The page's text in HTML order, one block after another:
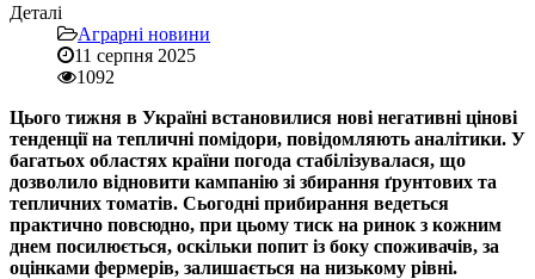
Деталі
Аграрні новини
11 серпня 2025
1092
Цього тижня в Україні встановилися нові негативні цінові
тенденції на тепличні помідори, повідомляють аналітики. У
багатьох областях країни погода стабілізувалася, що
дозволило відновити кампанію зі збирання ґрунтових та
тепличних томатів. Сьогодні прибирання ведеться
практично повсюдно, при цьому тиск на ринок з кожним
днем посилюється, оскільки попит із боку споживачів, за
оцінками фермерів, залишається на низькому рівні.